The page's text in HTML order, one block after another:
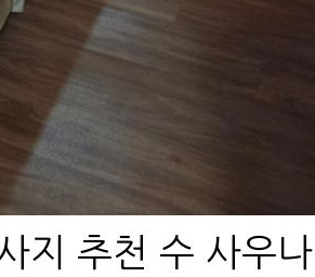
지 추천 수 사우